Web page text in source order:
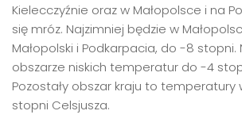
Kielecczyźnie oraz w Małopolsce i na
się mróz. Najzimniej będzie w
Małopolski i Podkarpacia, do -8 stopni.
obszarze niskich temperatur do -4
Pozostały obszar kraju to temperatury
stopni Celsjusza.